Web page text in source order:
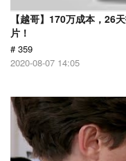
【越哥】170万成本，26
片！
# 359
2020-08-07 14:05